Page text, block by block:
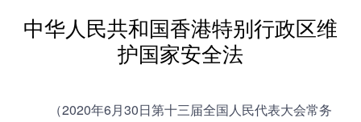
中华人民共和国香港特别行政区维
护国家安全法
（2020年6月30日第十三届全国人民代表大会常务